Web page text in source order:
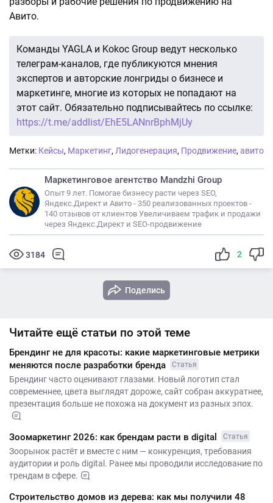
Авито.
Команды YAGLA и Kokoc Group ведут несколько
телеграм-каналов, где публикуются мнения
экспертов и авторские лонгриды о бизнесе и
маркетинге, многие из которых не попадают на
этот сайт. Обязательно подписывайтесь по ссылке:
https://t.me/addlist/EhE5LANnrBphMjUy
Метки: Кейсы, Маркетинг, Лидогенерация, Продвижение, авито
Маркетинговое агентство Mandzhi Group
Опыт 9 лет. Помогае бизнесу расти через SEO,
Яндекс.Директ и Авито - 350 реализованных проектов -
140 отзывов от клиентов Увеличиваем трафик и продажи
через Яндекс.Директ и SEO-продвижение
3184 2
Поделись
Читайте ещё статьи по этой теме
Брендинг не для красоты: какие маркетинговые метрики
меняются после разработки бренда
Статья
Брендинг часто оценивают глазами. Новый логотип стал
современнее, цвета выглядят дороже, сайт собран аккуратнее,
презентация больше не похожа на документ из разных эпох.
Зоомаркетинг 2026: как брендам расти в digital Статья
Зоорынок растёт и вместе с ним — конкуренция, требования
аудитории и роль digital. Ранее мы проводили исследование по
трендам в сфере.
Строительство домов из дерева: как мы получили 48